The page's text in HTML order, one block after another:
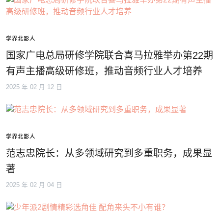
学界北影人
国家广电总局研修学院联合喜马拉雅举办第22期
有声主播高级研修班，推动音频行业人才培养
2025 年 02 月 12 日
学界北影人
范志忠院长：从多领域研究到多重职务，成果显
著
2025 年 02 月 04 日